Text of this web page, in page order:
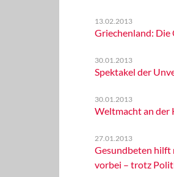
13.02.2013
Griechenland:
30.01.2013
Spektakel der
30.01.2013
Weltmacht an der
27.01.2013
Gesundbeten hilft
vorbei – trotz